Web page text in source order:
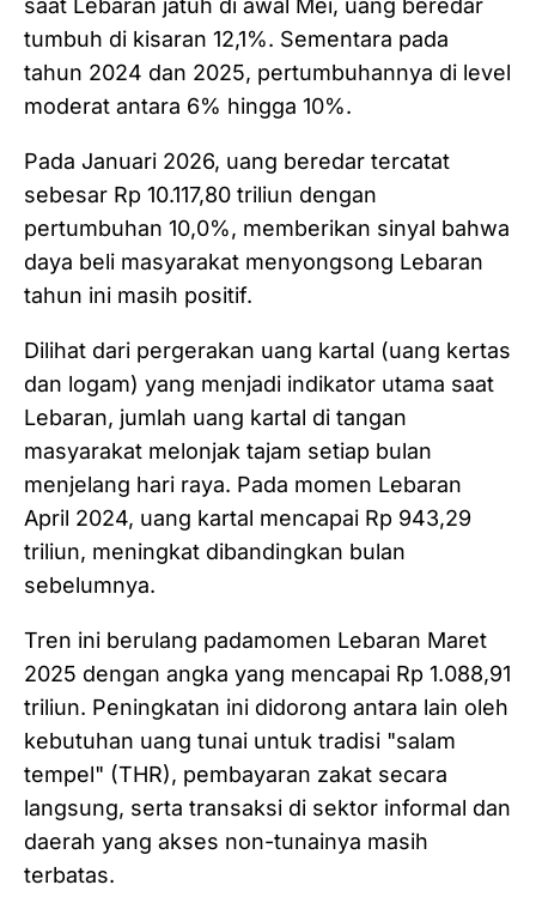
saat Lebaran jatuh di awal Mei, uang beredar
tumbuh di kisaran 12,1%. Sementara pada
tahun 2024 dan 2025, pertumbuhannya di level
moderat antara 6% hingga 10%.
Pada Januari 2026, uang beredar tercatat
sebesar Rp 10.117,80 triliun dengan
pertumbuhan 10,0%, memberikan sinyal bahwa
daya beli masyarakat menyongsong Lebaran
tahun ini masih positif.
Dilihat dari pergerakan uang kartal (uang kertas
dan logam) yang menjadi indikator utama saat
Lebaran, jumlah uang kartal di tangan
masyarakat melonjak tajam setiap bulan
menjelang hari raya. Pada momen Lebaran
April 2024, uang kartal mencapai Rp 943,29
triliun, meningkat dibandingkan bulan
sebelumnya.
Tren ini berulang padamomen Lebaran Maret
2025 dengan angka yang mencapai Rp 1.088,91
triliun. Peningkatan ini didorong antara lain oleh
kebutuhan uang tunai untuk tradisi "salam
tempel" (THR), pembayaran zakat secara
langsung, serta transaksi di sektor informal dan
daerah yang akses non-tunainya masih
terbatas.